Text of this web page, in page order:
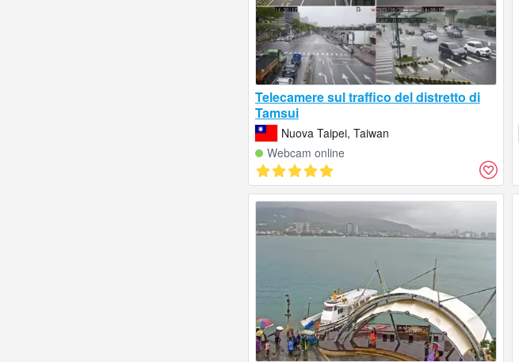
Telecamere sul traffico del distretto di
Tamsui
Nuova Taipei, Taiwan
Webcam online